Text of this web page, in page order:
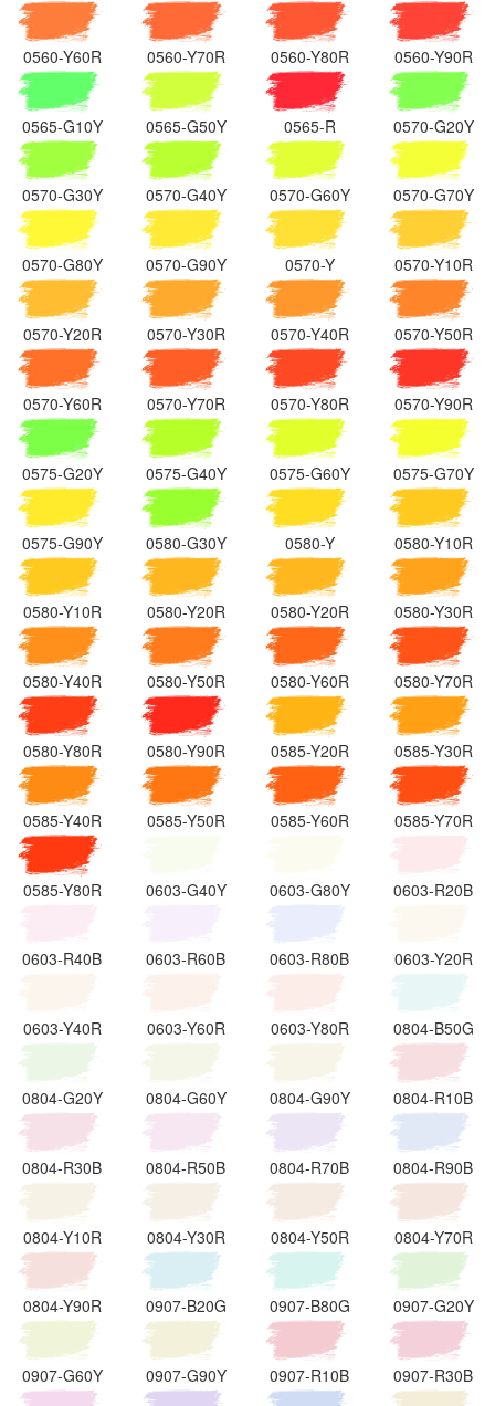
0560-Y60R 0560-Y70R 0560-Y80R 0560-Y90R
0565-G10Y 0565-G50Y 0565-R 0570-G20Y
0570-G30Y 0570-G40Y 0570-G60Y 0570-G70Y
0570-G80Y 0570-G90Y 0570-Y 0570-Y10R
0570-Y20R 0570-Y30R 0570-Y40R 0570-Y50R
0570-Y60R 0570-Y70R 0570-Y80R 0570-Y90R
0575-G20Y 0575-G40Y 0575-G60Y 0575-G70Y
0575-G90Y 0580-G30Y 0580-Y 0580-Y10R
0580-Y10R 0580-Y20R 0580-Y20R 0580-Y30R
0580-Y40R 0580-Y50R 0580-Y60R 0580-Y70R
0580-Y80R 0580-Y90R 0585-Y20R 0585-Y30R
0585-Y40R 0585-Y50R 0585-Y60R 0585-Y70R
0585-Y80R 0603-G40Y 0603-G80Y 0603-R20B
0603-R40B 0603-R60B 0603-R80B 0603-Y20R
0603-Y40R 0603-Y60R 0603-Y80R 0804-B50G
0804-G20Y 0804-G60Y 0804-G90Y 0804-R10B
0804-R30B 0804-R50B 0804-R70B 0804-R90B
0804-Y10R 0804-Y30R 0804-Y50R 0804-Y70R
0804-Y90R 0907-B20G 0907-B80G 0907-G20Y
0907-G60Y 0907-G90Y 0907-R10B 0907-R30B